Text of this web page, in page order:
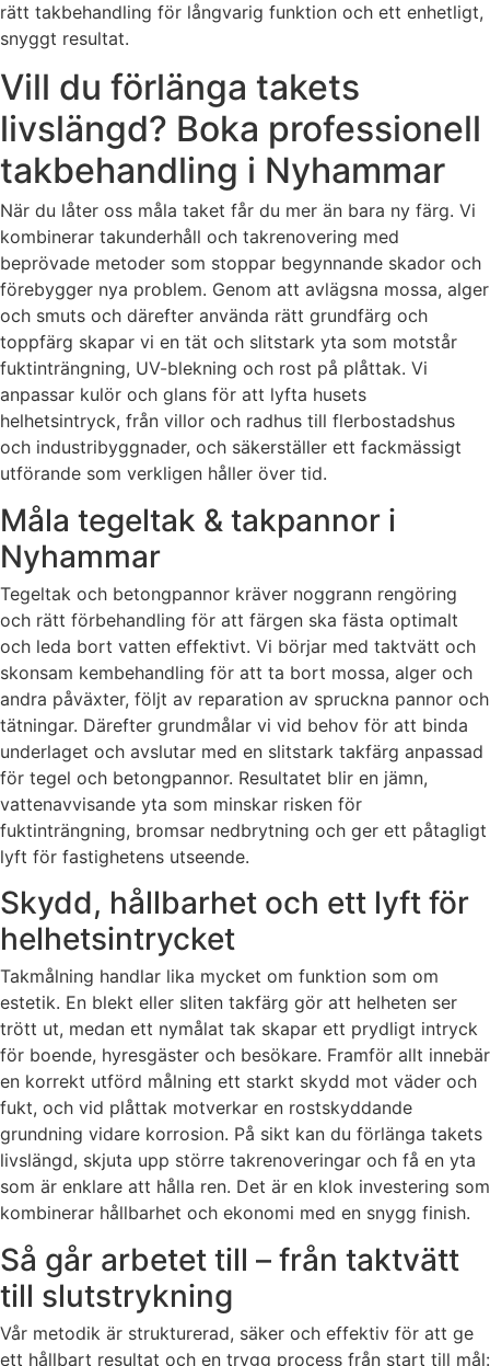
rätt takbehandling för långvarig funktion och ett enhetligt,
snyggt resultat.
Vill du förlänga takets
livslängd? Boka professionell
takbehandling i Nyhammar
När du låter oss måla taket får du mer än bara ny färg. Vi
kombinerar takunderhåll och takrenovering med
beprövade metoder som stoppar begynnande skador och
förebygger nya problem. Genom att avlägsna mossa, alger
och smuts och därefter använda rätt grundfärg och
toppfärg skapar vi en tät och slitstark yta som motstår
fuktinträngning, UV-blekning och rost på plåttak. Vi
anpassar kulör och glans för att lyfta husets
helhetsintryck, från villor och radhus till flerbostadshus
och industribyggnader, och säkerställer ett fackmässigt
utförande som verkligen håller över tid.
Måla tegeltak & takpannor i
Nyhammar
Tegeltak och betongpannor kräver noggrann rengöring
och rätt förbehandling för att färgen ska fästa optimalt
och leda bort vatten effektivt. Vi börjar med taktvätt och
skonsam kembehandling för att ta bort mossa, alger och
andra påväxter, följt av reparation av spruckna pannor och
tätningar. Därefter grundmålar vi vid behov för att binda
underlaget och avslutar med en slitstark takfärg anpassad
för tegel och betongpannor. Resultatet blir en jämn,
vattenavvisande yta som minskar risken för
fuktinträngning, bromsar nedbrytning och ger ett påtagligt
lyft för fastighetens utseende.
Skydd, hållbarhet och ett lyft för
helhetsintrycket
Takmålning handlar lika mycket om funktion som om
estetik. En blekt eller sliten takfärg gör att helheten ser
trött ut, medan ett nymålat tak skapar ett prydligt intryck
för boende, hyresgäster och besökare. Framför allt innebär
en korrekt utförd målning ett starkt skydd mot väder och
fukt, och vid plåttak motverkar en rostskyddande
grundning vidare korrosion. På sikt kan du förlänga takets
livslängd, skjuta upp större takrenoveringar och få en yta
som är enklare att hålla ren. Det är en klok investering som
kombinerar hållbarhet och ekonomi med en snygg finish.
Så går arbetet till – från taktvätt
till slutstrykning
Vår metodik är strukturerad, säker och effektiv för att ge
ett hållbart resultat och en trygg process från start till mål: